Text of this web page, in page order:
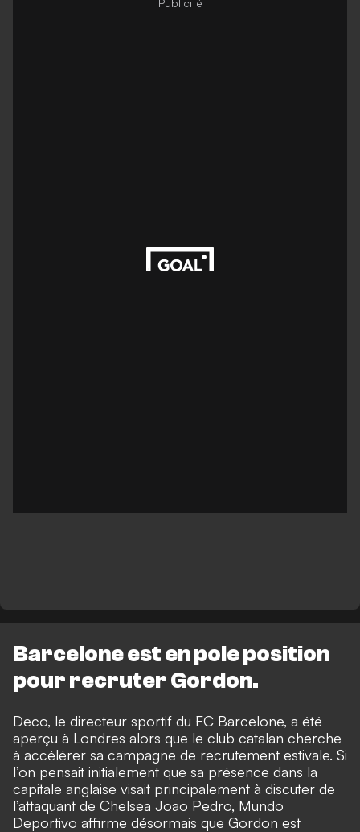
Barcelone est en pole position
pour recruter Gordon.
Deco, le directeur sportif du FC Barcelone, a été
aperçu à Londres alors que le club catalan cherche
à accélérer sa campagne de recrutement estivale. Si
l’on pensait initialement que sa présence dans la
capitale anglaise visait principalement à discuter de
l’attaquant de Chelsea Joao Pedro, Mundo
Deportivo affirme désormais que Gordon est